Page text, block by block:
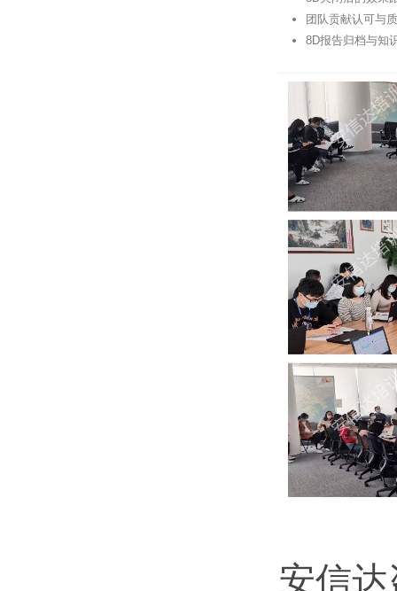
团队贡献认可与
8D报告归档与知
安信